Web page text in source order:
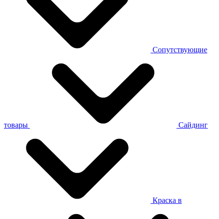
Сопутствующие
товары Сайдинг
Краска в